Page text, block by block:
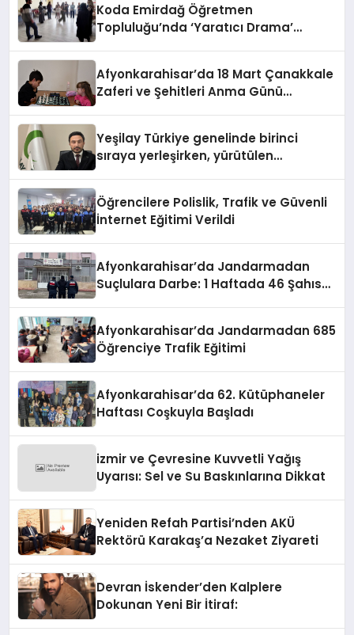
Koda Emirdağ Öğretmen
Topluluğu’nda ‘Yaratıcı Drama’
Afyonkarahisar’da 18 Mart Çanakkale
Zaferi ve Şehitleri Anma Günü
Yeşilay Türkiye genelinde birinci
sıraya yerleşirken, yürütülen
Öğrencilere Polislik, Trafik ve Güvenli
İnternet Eğitimi Verildi
Afyonkarahisar’da Jandarmadan
Suçlulara Darbe: 1 Haftada 46 Şahıs
Afyonkarahisar’da Jandarmadan 685
Öğrenciye Trafik Eğitimi
Afyonkarahisar’da 62. Kütüphaneler
Haftası Coşkuyla Başladı
izmir ve Çevresine Kuvvetli Yağış
Uyarısı: Sel ve Su Baskınlarına Dikkat
Yeniden Refah Partisi’nden AKÜ
Rektörü Karakaş’a Nezaket Ziyareti
Devran İskender’den Kalplere
Dokunan Yeni Bir İtiraf: